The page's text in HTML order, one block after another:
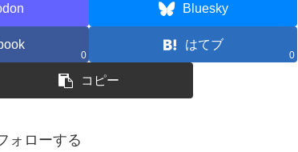
Bluesky
0
はてブ
0
コピー
ォローする